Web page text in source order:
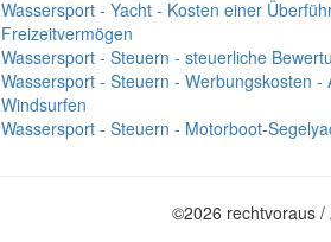
Wassersport - Yacht - Kosten einer
Freizeitvermögen
Wassersport - Steuern - steuerliche
Wassersport - Steuern - Werbungskosten
Windsurfen
Wassersport - Steuern - Motorboot-
©2026 rechtvoraus /